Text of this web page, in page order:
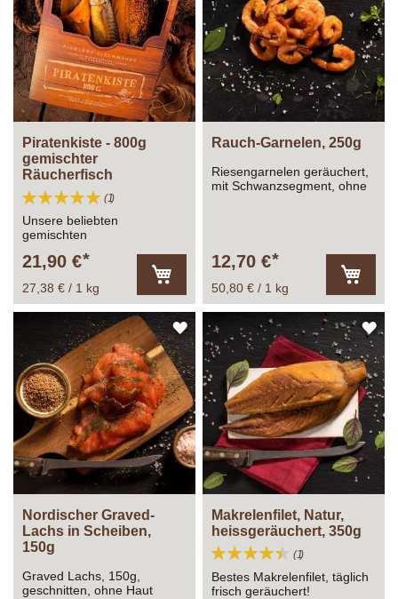
HINZUFÜGEN
Piratenkiste - 800g
gemischter
Räucherfisch
Bewertung:
1
Unsere beliebten
gemischten
super zum verschenken!
21,90 €
27,38 € / 1 kg
den
Warenkorb
Rauch-Garnelen, 250g
Riesengarnelen geräuchert,
mit Schwanzsegment, ohne
12,70 €
50,80 € / 1 kg
den
ZUR
WUNSCHLISTE
HINZUFÜGEN
Nordischer Graved-
Lachs in Scheiben,
150g
Graved Lachs, 150g,
geschnitten, ohne Haut
Makrelenfilet, Natur,
heissgeräuchert, 350g
Bewertung:
1
Bestes Makrelenfilet, täglich
frisch geräuchert!